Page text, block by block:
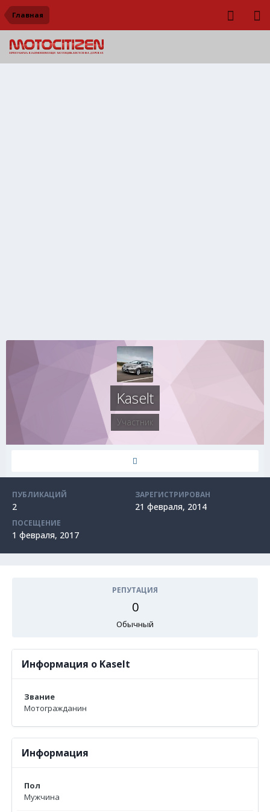
Главная
Kaselt
Участник
ПУБЛИКАЦИЙ
2
ЗАРЕГИСТРИРОВАН
21 февраля, 2014
ПОСЕЩЕНИЕ
1 февраля, 2017
РЕПУТАЦИЯ
0
Обычный
Информация о Kaselt
Звание
Мотогражданин
Информация
Пол
Мужчина